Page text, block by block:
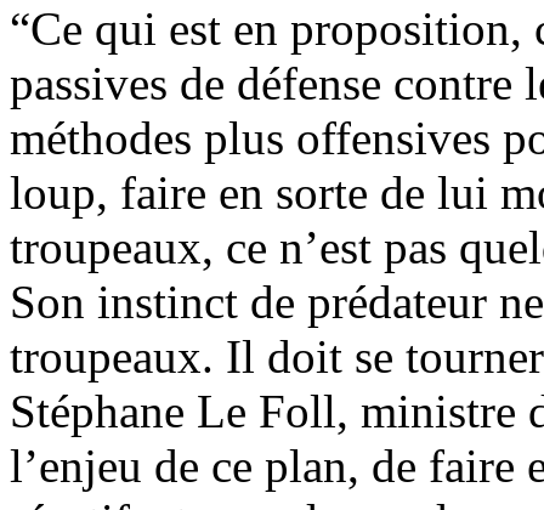
“Ce qui est en proposition,
passives de défense contre
méthodes plus offensives
loup, faire en sorte de lui
troupeaux, ce n’est pas
Son instinct de prédateur
troupeaux. Il doit se
Stéphane Le Foll, ministre
l’enjeu de ce plan, de faire